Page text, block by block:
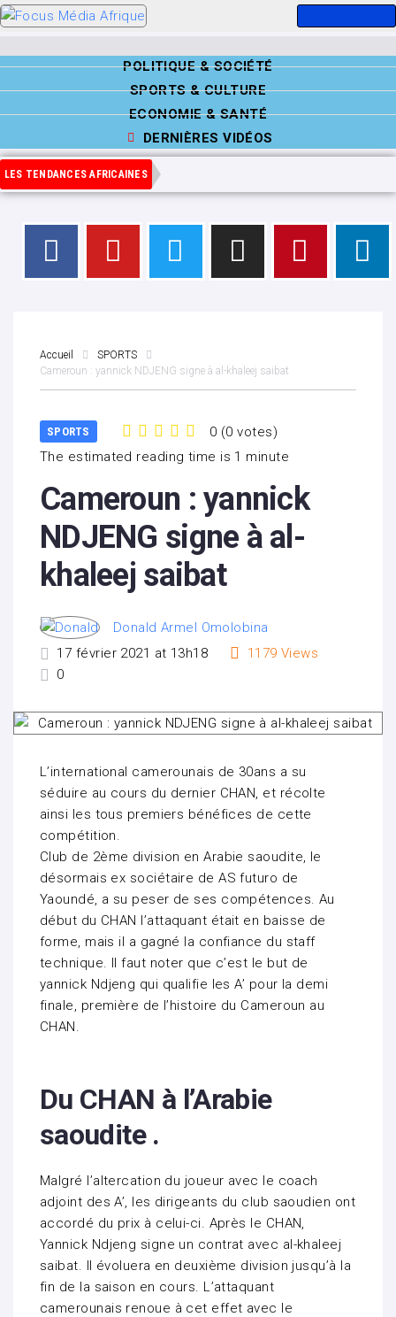
POLITIQUE & SOCIÉTÉ
SPORTS & CULTURE
ECONOMIE & SANTÉ
DERNIÈRES VIDÉOS
LES TENDANCES AFRICAINES
Accueil
SPORTS
Cameroun : yannick NDJENG signe à al-khaleej saibat
SPORTS 0 (0 votes)
The estimated reading time is 1 minute
Cameroun : yannick
NDJENG signe à al-
khaleej saibat
Donald Armel Omolobina
17 février 2021 at 13h18
1179 Views
0
L’international camerounais de 30ans a su
séduire au cours du dernier CHAN, et récolte
ainsi les tous premiers bénéfices de cette
compétition.
Club de 2ème division en Arabie saoudite, le
désormais ex sociétaire de AS futuro de
Yaoundé, a su peser de ses compétences. Au
début du CHAN l’attaquant était en baisse de
forme, mais il a gagné la confiance du staff
technique. Il faut noter que c’est le but de
yannick Ndjeng qui qualifie les A’ pour la demi
finale, première de l’histoire du Cameroun au
CHAN.
Du CHAN à l’Arabie
saoudite .
Malgré l’altercation du joueur avec le coach
adjoint des A’, les dirigeants du club saoudien ont
accordé du prix à celui-ci. Après le CHAN,
Yannick Ndjeng signe un contrat avec al-khaleej
saibat. Il évoluera en deuxième division jusqu’à la
fin de la saison en cours. L’attaquant
camerounais renoue à cet effet avec le